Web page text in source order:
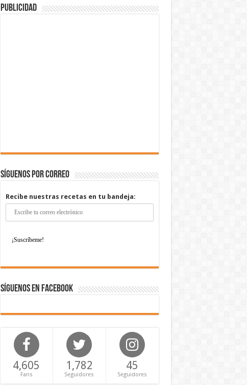
Publicidad
Síguenos por correo
Recibe nuestras recetas en tu bandeja:
Síguenos en Facebook
4,605
Fans
1,782
Seguidores
45
Seguidores